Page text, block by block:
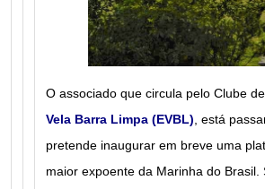
O associado que circula pelo Clube
Vela Barra Limpa (EVBL), está
pretende inaugurar em breve uma
maior expoente da Marinha do Brasil.